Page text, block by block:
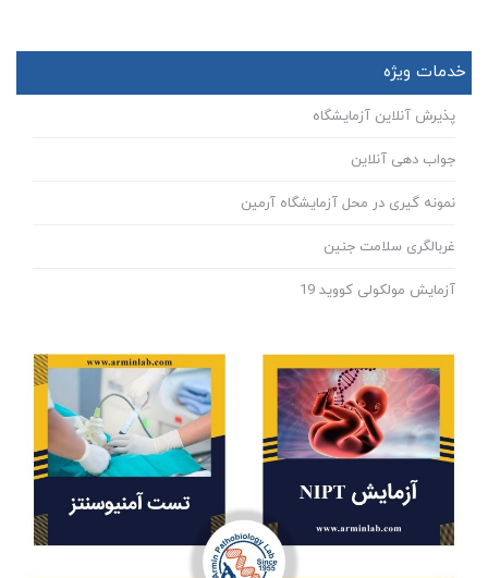
خدمات ویژه
پذیرش آنلاین آزمایشگاه
جواب دهی آنلاین
نمونه گیری در محل آزمایشگاه آرمین
غربالگری سلامت جنین
آزمایش مولکولی کووید 19